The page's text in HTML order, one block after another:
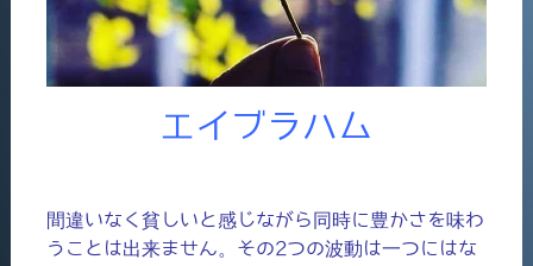
エイブラハム
間違いなく貧しいと感じながら同時に豊かさを味わ
うことは出来ません。その2つの波動は一つにはな